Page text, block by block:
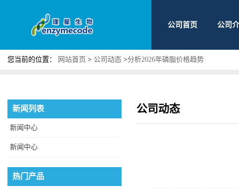
公司首页 公司
您当前的位置： 网站首页 > 公司动态 >分析2026年磷脂价格趋势
新闻列表
新闻中心
新闻中心
热门产品
磷脂酰丝氨酸
公司动态